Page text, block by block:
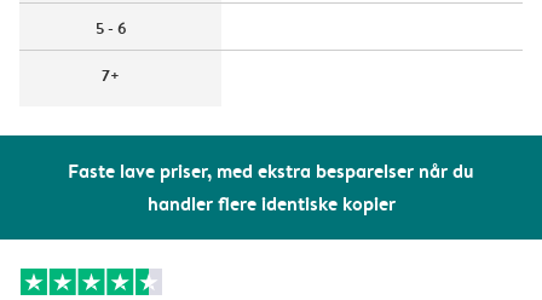
Faste lave priser, med ekstra besparelser når du
handler flere identiske kopier
5 - 6
7+